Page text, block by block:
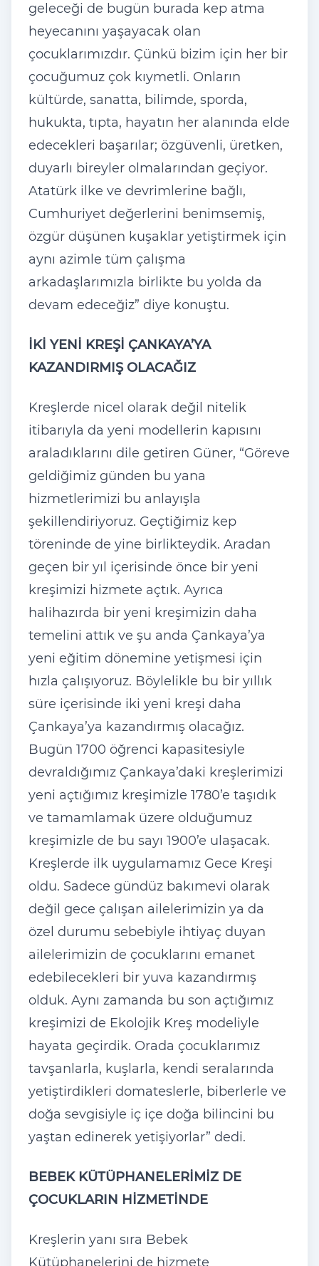
geleceği de bugün burada kep atma
heyecanını yaşayacak olan
çocuklarımızdır. Çünkü bizim için her bir
çocuğumuz çok kıymetli. Onların
kültürde, sanatta, bilimde, sporda,
hukukta, tıpta, hayatın her alanında elde
edecekleri başarılar; özgüvenli, üretken,
duyarlı bireyler olmalarından geçiyor.
Atatürk ilke ve devrimlerine bağlı,
Cumhuriyet değerlerini benimsemiş,
özgür düşünen kuşaklar yetiştirmek için
aynı azimle tüm çalışma
arkadaşlarımızla birlikte bu yolda da
devam edeceğiz” diye konuştu.
İKİ YENİ KREŞİ ÇANKAYA’YA
KAZANDIRMIŞ OLACAĞIZ
Kreşlerde nicel olarak değil nitelik
itibarıyla da yeni modellerin kapısını
araladıklarını dile getiren Güner, “Göreve
geldiğimiz günden bu yana
hizmetlerimizi bu anlayışla
şekillendiriyoruz. Geçtiğimiz kep
töreninde de yine birlikteydik. Aradan
geçen bir yıl içerisinde önce bir yeni
kreşimizi hizmete açtık. Ayrıca
halihazırda bir yeni kreşimizin daha
temelini attık ve şu anda Çankaya’ya
yeni eğitim dönemine yetişmesi için
hızla çalışıyoruz. Böylelikle bu bir yıllık
süre içerisinde iki yeni kreşi daha
Çankaya’ya kazandırmış olacağız.
Bugün 1700 öğrenci kapasitesiyle
devraldığımız Çankaya’daki kreşlerimizi
yeni açtığımız kreşimizle 1780’e taşıdık
ve tamamlamak üzere olduğumuz
kreşimizle de bu sayı 1900’e ulaşacak.
Kreşlerde ilk uygulamamız Gece Kreşi
oldu. Sadece gündüz bakımevi olarak
değil gece çalışan ailelerimizin ya da
özel durumu sebebiyle ihtiyaç duyan
ailelerimizin de çocuklarını emanet
edebilecekleri bir yuva kazandırmış
olduk. Aynı zamanda bu son açtığımız
kreşimizi de Ekolojik Kreş modeliyle
hayata geçirdik. Orada çocuklarımız
tavşanlarla, kuşlarla, kendi seralarında
yetiştirdikleri domateslerle, biberlerle ve
doğa sevgisiyle iç içe doğa bilincini bu
yaştan edinerek yetişiyorlar” dedi.
BEBEK KÜTÜPHANELERİMİZ DE
ÇOCUKLARIN HİZMETİNDE
Kreşlerin yanı sıra Bebek
Kütüphanelerini de hizmete